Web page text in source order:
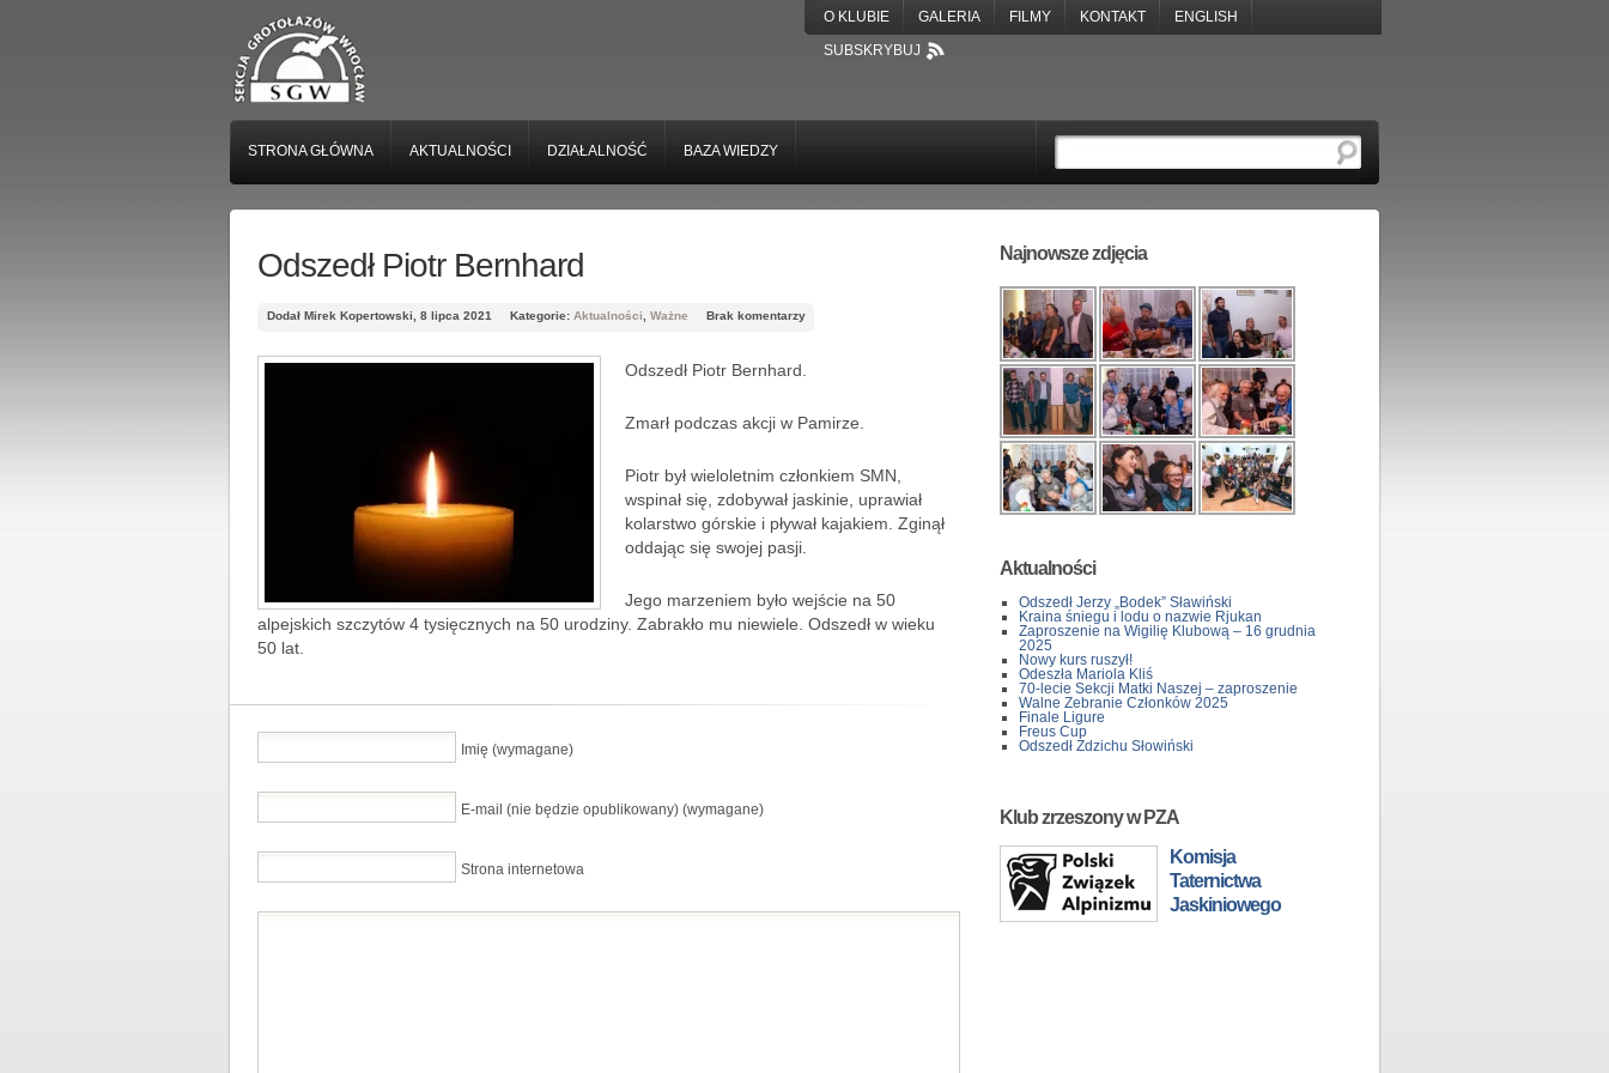
O KLUBIE GALERIA FILMY KONTAKT
ENGLISH
SUBSKRYBUJ
STRONA GŁÓWNA AKTUALNOŚCI DZIAŁALNOŚĆ BAZA WIEDZY
Odszedł Piotr Bernhard
Dodał Mirek Kopertowski, 8 lipca 2021 Kategorie: Aktualności, Ważne Brak komentarzy
Odszedł Piotr Bernhard.
Zmarł podczas akcji w Pamirze.
Piotr był wieloletnim członkiem SMN,
wspinał się, zdobywał jaskinie, uprawiał
kolarstwo górskie i pływał kajakiem. Zginął
oddając się swojej pasji.
Jego marzeniem było wejście na 50
alpejskich szczytów 4 tysięcznych na 50 urodziny. Zabrakło mu niewiele. Odszedł w wieku
50 lat.
Imię (wymagane)
E-mail (nie będzie opublikowany) (wymagane)
Strona internetowa
Najnowsze zdjęcia
Aktualności
Odszedł Jerzy „Bodek” Sławiński
Kraina śniegu i lodu o nazwie Rjukan
Zaproszenie na Wigilię Klubową – 16 grudnia
2025
Nowy kurs ruszył!
Odeszła Mariola Kliś
70-lecie Sekcji Matki Naszej – zaproszenie
Walne Zebranie Członków 2025
Finale Ligure
Freus Cup
Odszedł Zdzichu Słowiński
Klub zrzeszony w PZA
Komisja
Taternictwa
Jaskiniowego